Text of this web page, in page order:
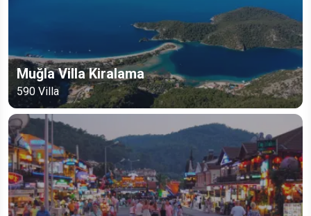
Muğla Villa Kiralama
590 Villa